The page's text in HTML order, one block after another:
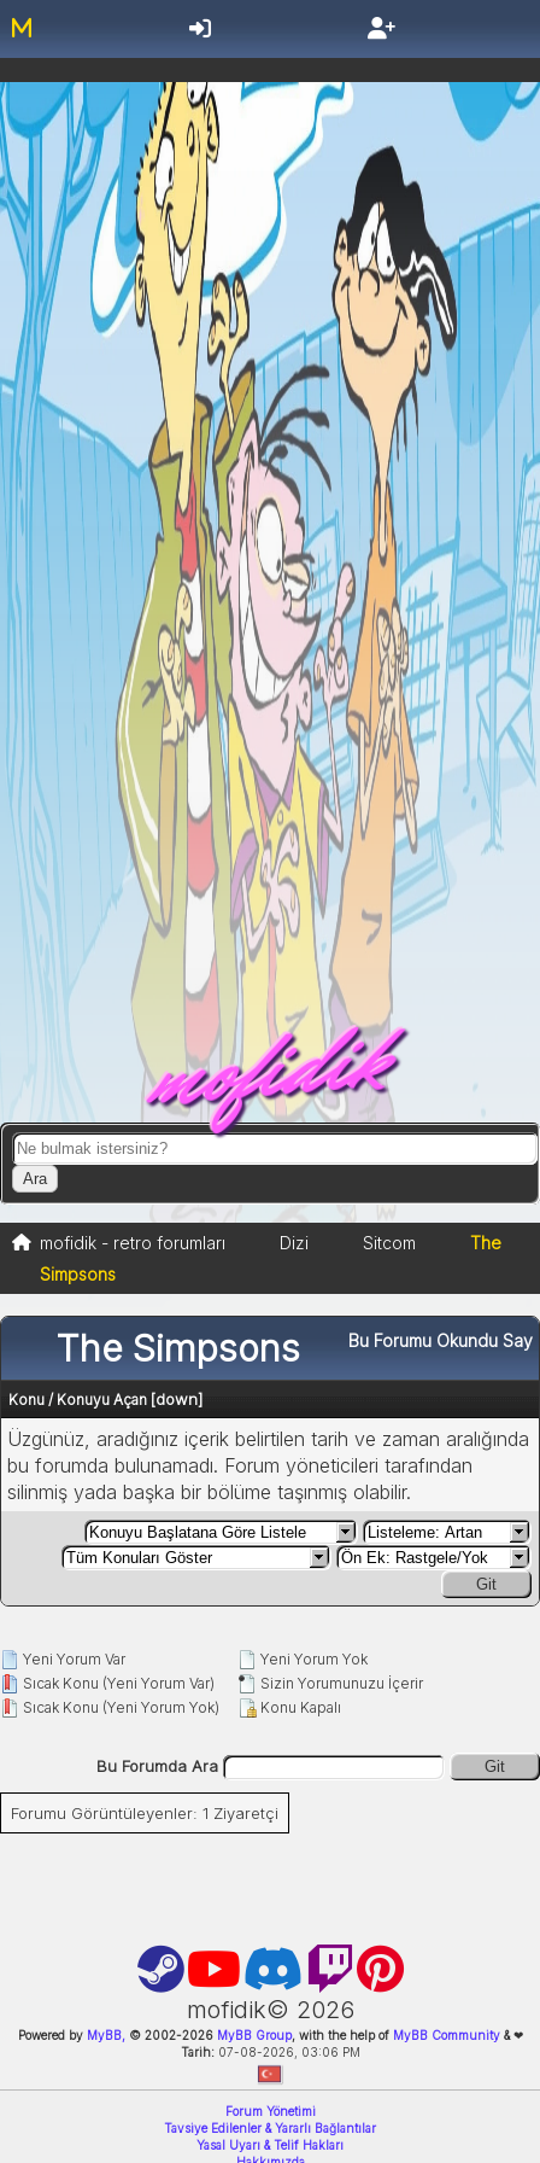
mofidik
mofidik - retro forumları Dizi Sitcom
The
Simpsons
Bu Forumu Okundu Say
The Simpsons
Konu / Konuyu Açan [down]
Üzgünüz, aradığınız içerik belirtilen tarih ve zaman aralığında
bu forumda bulunamadı. Forum yöneticileri tarafından
silinmiş yada başka bir bölüme taşınmış olabilir.
Git
Yeni Yorum Var
Sıcak Konu (Yeni Yorum Var)
Sıcak Konu (Yeni Yorum Yok)
Yeni Yorum Yok
Sizin Yorumunuzu İçerir
Konu Kapalı
Bu Forumda Ara Git
Forumu Görüntüleyenler: 1 Ziyaretçi
mofidik© 2026
Powered by MyBB, © 2002-2026MyBB Group, with the help of MyBB Community&❤
Tarih:07-08-2026, 03:06 PM
Forum Yönetimi
Tavsiye Edilenler & Yararlı Bağlantılar
Yasal Uyarı & Telif Hakları